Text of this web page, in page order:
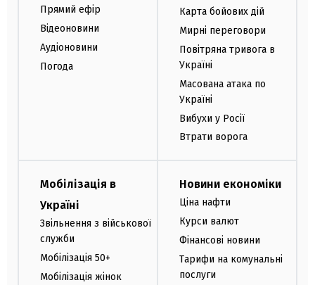
Прямий ефір
Відеоновини
Аудіоновини
Погода
Карта бойових дій
Мирні переговори
Повітряна тривога в
Україні
Масована атака по
Україні
Вибухи у Росії
Втрати ворога
Мобілізація в
Україні
Звільнення з військової
служби
Мобілізація 50+
Мобілізація жінок
Новини економіки
Ціна нафти
Курси валют
Фінансові новини
Тарифи на комунальні
послуги